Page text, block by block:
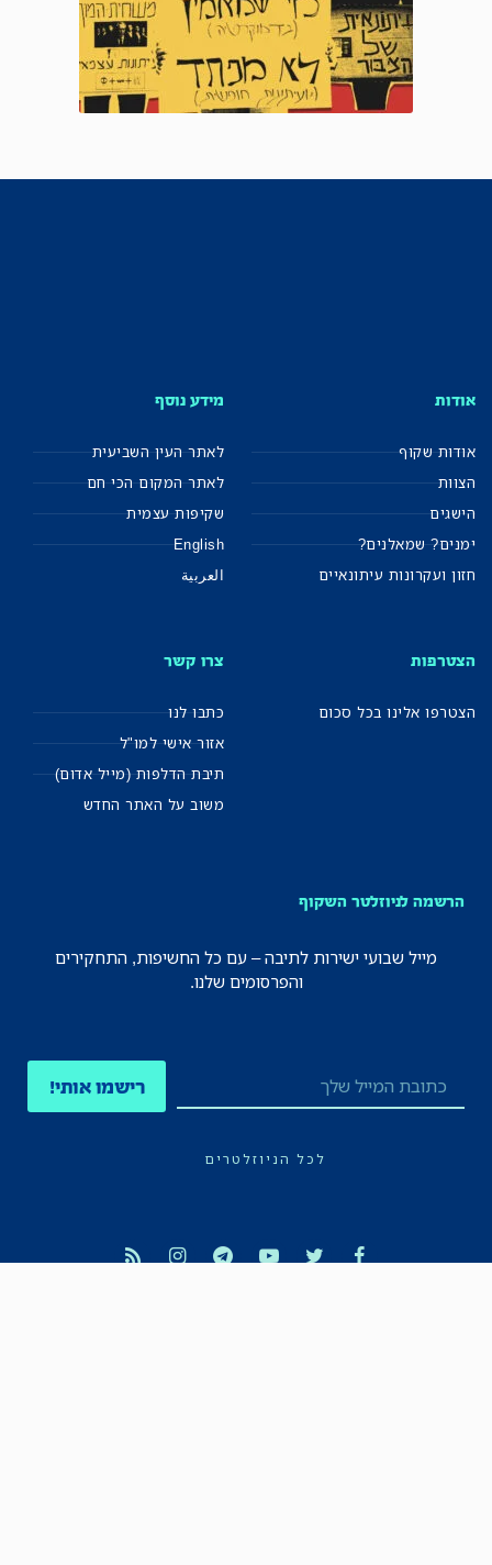
אודות
אודות שקוף
הצוות
הישגים
ימנים? שמאלנים?
חזון ועקרונות עיתונאיים
מידע נוסף
לאתר העין השביעית
לאתר המקום הכי חם
שקיפות עצמית
English
العربية
הצטרפות
הצטרפו אלינו בכל סכום
צרו קשר
כתבו לנו
אזור אישי למו"ל
תיבת הדלפות (מייל אדום)
משוב על האתר החדש
הרשמה לניוזלטר השקוף
מייל שבועי ישירות לתיבה – עם כל החשיפות, התחקירים
והפרסומים שלנו.
רישמו אותי!
לכל הניוזלטרים